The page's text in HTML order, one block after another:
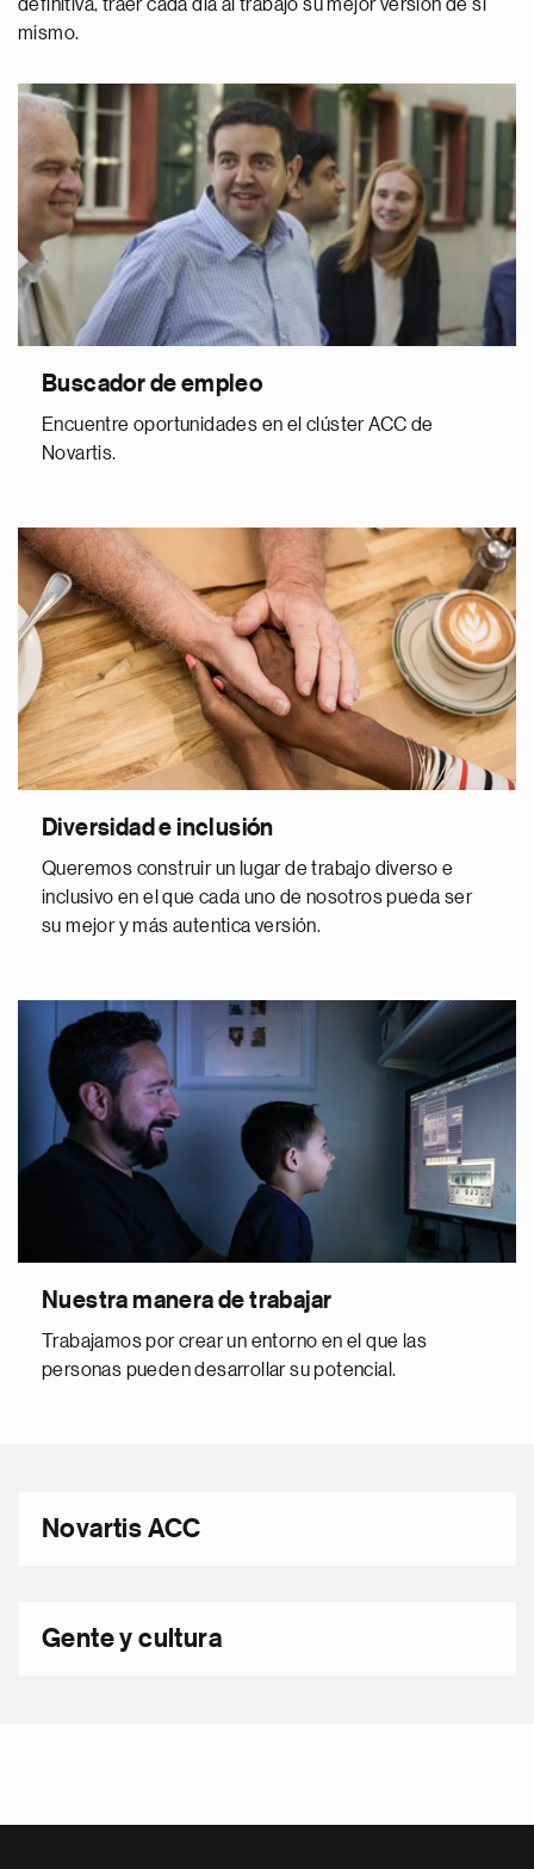
definitiva, traer cada día al trabajo su mejor versión de sí
mismo.
Buscador de empleo
Encuentre oportunidades en el clúster ACC de
Novartis.
Diversidad e inclusión
Queremos construir un lugar de trabajo diverso e
inclusivo en el que cada uno de nosotros pueda ser
su mejor y más autentica versión.
Nuestra manera de trabajar
Trabajamos por crear un entorno en el que las
personas pueden desarrollar su potencial.
Novartis ACC
Gente y cultura